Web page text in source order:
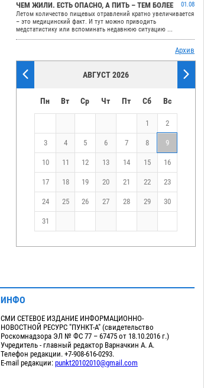
ЧЕМ ЖИЛИ. ЕСТЬ ОПАСНО, А ПИТЬ – ТЕМ БОЛЕЕ
01.08
Летом количество пищевых отравлений кратно увеличивается
– это медицинский факт. И тут можно приводить
медстатистику или вспоминать недавнюю ситуацию ...
Архив
АВГУСТ 2026
Пн Вт Ср Чт Пт Сб Вс
1 2
3 4 5 6 7 8 9
10 11 12 13 14 15 16
17 18 19 20 21 22 23
24 25 26 27 28 29 30
31
ИНФО
СМИ СЕТЕВОЕ ИЗДАНИЕ ИНФОРМАЦИОННО-
НОВОСТНОЙ РЕСУРС "ПУНКТ-А" (свидетельство
Роскомнадзора ЭЛ № ФС 77 – 67475 от 18.10.2016 г.)
Учредитель - главный редактор Варначкин А. А.
Телефон редакции. +7-908-616-0293.
E-mail редакции: punkt20102010@gmail.com